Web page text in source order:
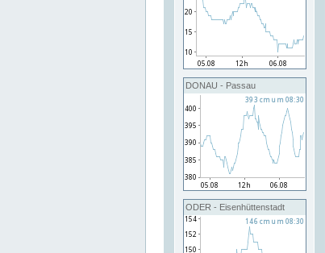
DONAU - Passau
ODER - Eisenhüttenstadt